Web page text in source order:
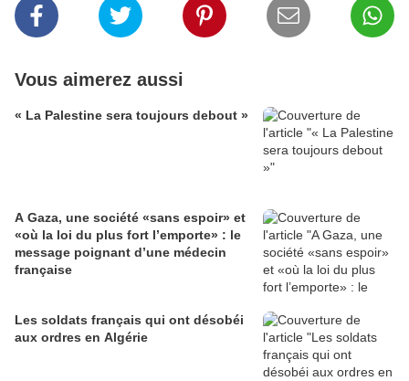
Vous aimerez aussi
« La Palestine sera toujours debout »
A Gaza, une société «sans espoir» et
«où la loi du plus fort l’emporte» : le
message poignant d’une médecin
française
Les soldats français qui ont désobéi
aux ordres en Algérie